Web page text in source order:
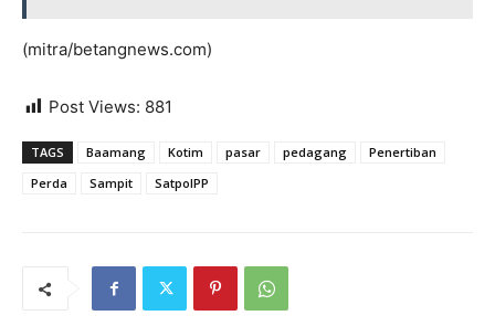
(mitra/betangnews.com)
Post Views: 881
TAGS Baamang Kotim pasar pedagang
Penertiban
Perda
Sampit SatpolPP